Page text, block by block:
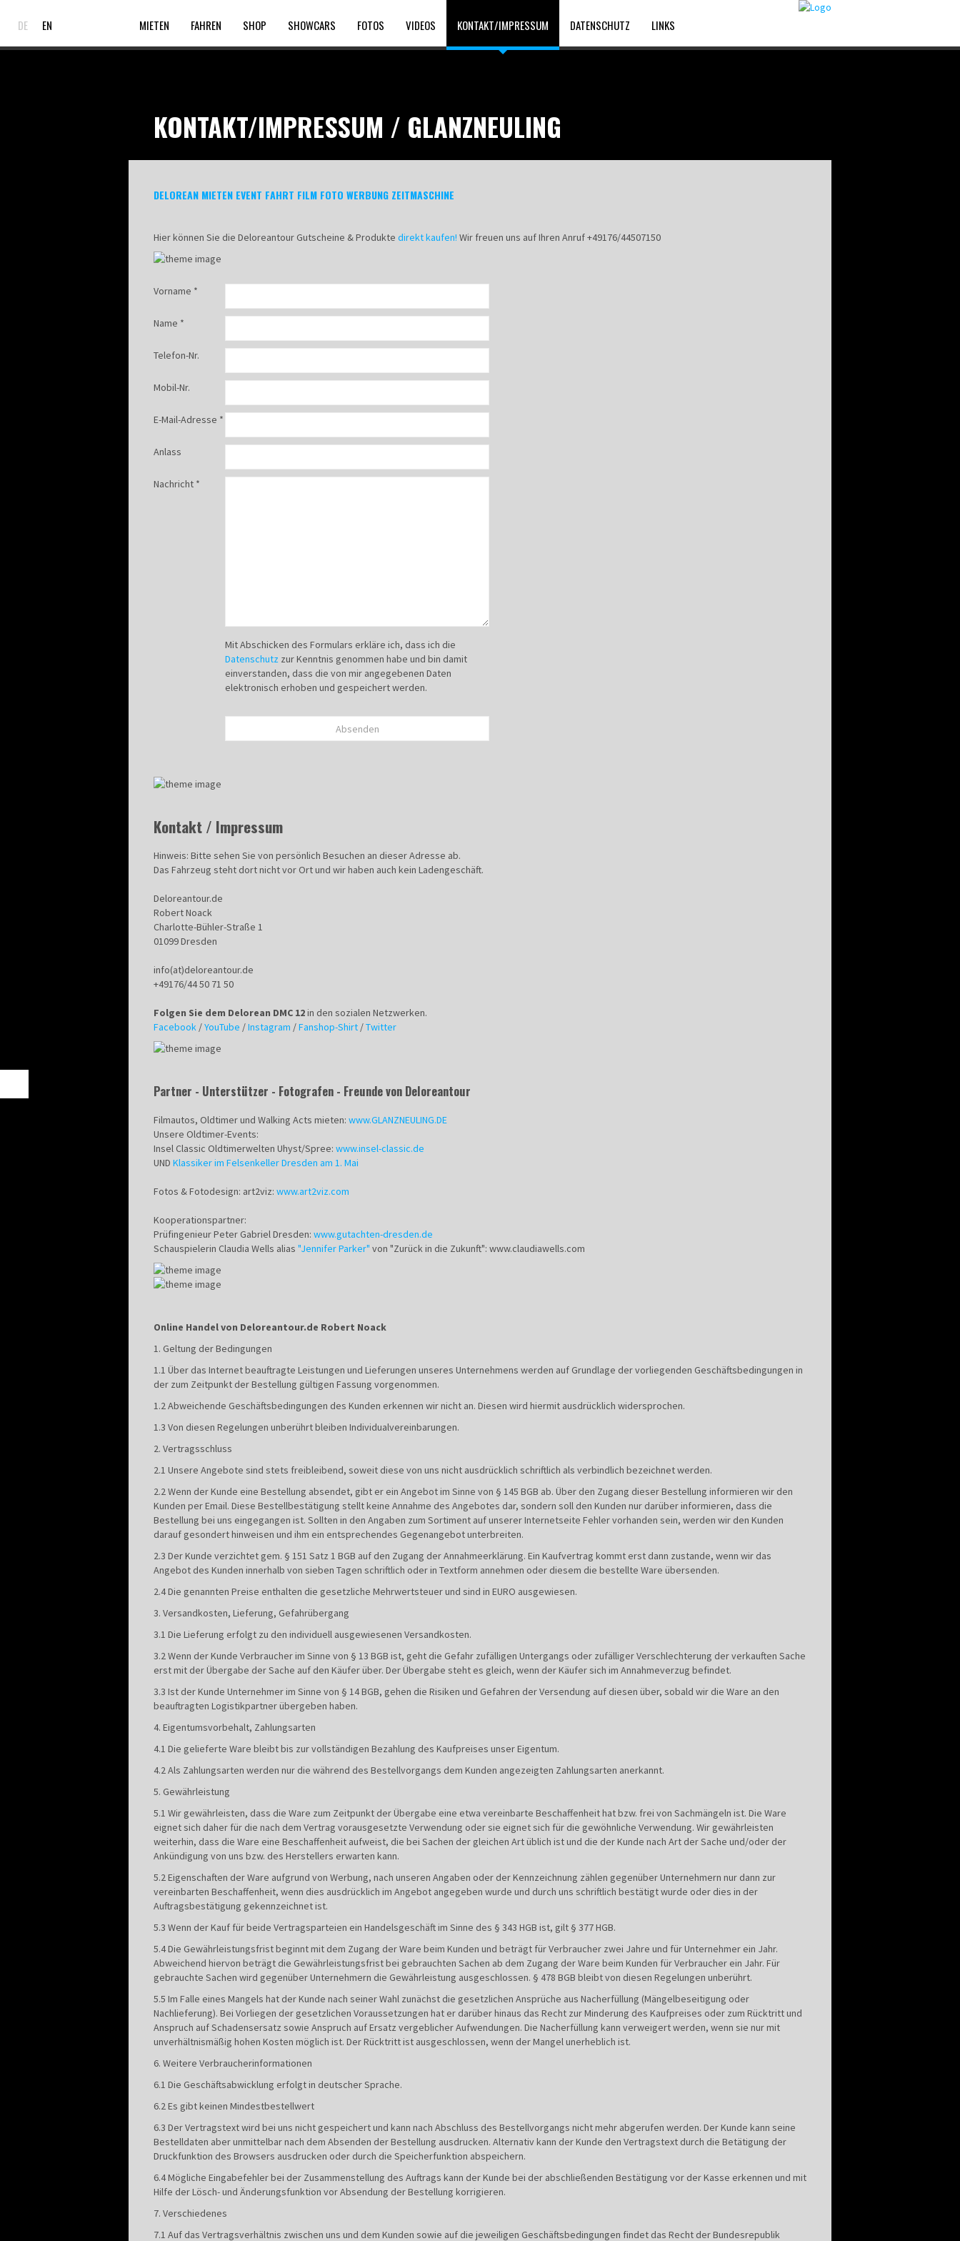
DE EN MIETEN FAHREN SHOP SHOWCARS FOTOS VIDEOS KONTAKT/IMPRESSUM DATENSCHUTZ LINKS
KONTAKT/IMPRESSUM / GLANZNEULING
DELOREAN MIETEN EVENT FAHRT FILM FOTO WERBUNG ZEITMASCHINE
Hier können Sie die Deloreantour Gutscheine & Produkte direkt kaufen! Wir freuen uns auf Ihren Anruf +49176/44507150
Vorname *
Name *
Telefon-Nr.
Mobil-Nr.
E-Mail-Adresse *
Anlass
Nachricht *
Mit Abschicken des Formulars erkläre ich, dass ich die
Datenschutz zur Kenntnis genommen habe und bin damit
einverstanden, dass die von mir angegebenen Daten
elektronisch erhoben und gespeichert werden.
Absenden
Kontakt / Impressum
Hinweis: Bitte sehen Sie von persönlich Besuchen an dieser Adresse ab.
Das Fahrzeug steht dort nicht vor Ort und wir haben auch kein Ladengeschäft.
Deloreantour.de
Robert Noack
Charlotte-Bühler-Straße 1
01099 Dresden
info(at)deloreantour.de
+49176/44 50 71 50
Folgen Sie dem Delorean DMC 12in den sozialen Netzwerken.
Facebook /YouTube /Instagram /Fanshop-Shirt /Twitter
Partner - Unterstützer - Fotografen - Freunde von Deloreantour
Filmautos, Oldtimer und Walking Acts mieten: www.GLANZNEULING.DE
Unsere Oldtimer-Events:
Insel Classic Oldtimerwelten Uhyst/Spree: www.insel-classic.de
UND Klassiker im Felsenkeller Dresden am 1. Mai
Fotos & Fotodesign: art2viz: www.art2viz.com
Kooperationspartner:
Prüfingenieur Peter Gabriel Dresden: www.gutachten-dresden.de
Schauspielerin Claudia Wells alias "Jennifer Parker" von "Zurück in die Zukunft": www.claudiawells.com
Online Handel von Deloreantour.de Robert Noack
1. Geltung der Bedingungen
1.1 Über das Internet beauftragte Leistungen und Lieferungen unseres Unternehmens werden auf Grundlage der vorliegenden Geschäftsbedingungen in
der zum Zeitpunkt der Bestellung gültigen Fassung vorgenommen.
1.2 Abweichende Geschäftsbedingungen des Kunden erkennen wir nicht an. Diesen wird hiermit ausdrücklich widersprochen.
1.3 Von diesen Regelungen unberührt bleiben Individualvereinbarungen.
2. Vertragsschluss
2.1 Unsere Angebote sind stets freibleibend, soweit diese von uns nicht ausdrücklich schriftlich als verbindlich bezeichnet werden.
2.2 Wenn der Kunde eine Bestellung absendet, gibt er ein Angebot im Sinne von § 145 BGB ab. Über den Zugang dieser Bestellung informieren wir den
Kunden per Email. Diese Bestellbestätigung stellt keine Annahme des Angebotes dar, sondern soll den Kunden nur darüber informieren, dass die
Bestellung bei uns eingegangen ist. Sollten in den Angaben zum Sortiment auf unserer Internetseite Fehler vorhanden sein, werden wir den Kunden
darauf gesondert hinweisen und ihm ein entsprechendes Gegenangebot unterbreiten.
2.3 Der Kunde verzichtet gem. § 151 Satz 1 BGB auf den Zugang der Annahmeerklärung. Ein Kaufvertrag kommt erst dann zustande, wenn wir das
Angebot des Kunden innerhalb von sieben Tagen schriftlich oder in Textform annehmen oder diesem die bestellte Ware übersenden.
2.4 Die genannten Preise enthalten die gesetzliche Mehrwertsteuer und sind in EURO ausgewiesen.
3. Versandkosten, Lieferung, Gefahrübergang
3.1 Die Lieferung erfolgt zu den individuell ausgewiesenen Versandkosten.
3.2 Wenn der Kunde Verbraucher im Sinne von § 13 BGB ist, geht die Gefahr zufälligen Untergangs oder zufälliger Verschlechterung der verkauften Sache
erst mit der Übergabe der Sache auf den Käufer über. Der Übergabe steht es gleich, wenn der Käufer sich im Annahmeverzug befindet.
3.3 Ist der Kunde Unternehmer im Sinne von § 14 BGB, gehen die Risiken und Gefahren der Versendung auf diesen über, sobald wir die Ware an den
beauftragten Logistikpartner übergeben haben.
4. Eigentumsvorbehalt, Zahlungsarten
4.1 Die gelieferte Ware bleibt bis zur vollständigen Bezahlung des Kaufpreises unser Eigentum.
4.2 Als Zahlungsarten werden nur die während des Bestellvorgangs dem Kunden angezeigten Zahlungsarten anerkannt.
5. Gewährleistung
5.1 Wir gewährleisten, dass die Ware zum Zeitpunkt der Übergabe eine etwa vereinbarte Beschaffenheit hat bzw. frei von Sachmängeln ist. Die Ware
eignet sich daher für die nach dem Vertrag vorausgesetzte Verwendung oder sie eignet sich für die gewöhnliche Verwendung. Wir gewährleisten
weiterhin, dass die Ware eine Beschaffenheit aufweist, die bei Sachen der gleichen Art üblich ist und die der Kunde nach Art der Sache und/oder der
Ankündigung von uns bzw. des Herstellers erwarten kann.
5.2 Eigenschaften der Ware aufgrund von Werbung, nach unseren Angaben oder der Kennzeichnung zählen gegenüber Unternehmern nur dann zur
vereinbarten Beschaffenheit, wenn dies ausdrücklich im Angebot angegeben wurde und durch uns schriftlich bestätigt wurde oder dies in der
Auftragsbestätigung gekennzeichnet ist.
5.3 Wenn der Kauf für beide Vertragsparteien ein Handelsgeschäft im Sinne des § 343 HGB ist, gilt § 377 HGB.
5.4 Die Gewährleistungsfrist beginnt mit dem Zugang der Ware beim Kunden und beträgt für Verbraucher zwei Jahre und für Unternehmer ein Jahr.
Abweichend hiervon beträgt die Gewährleistungsfrist bei gebrauchten Sachen ab dem Zugang der Ware beim Kunden für Verbraucher ein Jahr. Für
gebrauchte Sachen wird gegenüber Unternehmern die Gewährleistung ausgeschlossen. § 478 BGB bleibt von diesen Regelungen unberührt.
5.5 Im Falle eines Mangels hat der Kunde nach seiner Wahl zunächst die gesetzlichen Ansprüche aus Nacherfüllung (Mängelbeseitigung oder
Nachlieferung). Bei Vorliegen der gesetzlichen Voraussetzungen hat er darüber hinaus das Recht zur Minderung des Kaufpreises oder zum Rücktritt und
Anspruch auf Schadensersatz sowie Anspruch auf Ersatz vergeblicher Aufwendungen. Die Nacherfüllung kann verweigert werden, wenn sie nur mit
unverhältnismäßig hohen Kosten möglich ist. Der Rücktritt ist ausgeschlossen, wenn der Mangel unerheblich ist.
6. Weitere Verbraucherinformationen
6.1 Die Geschäftsabwicklung erfolgt in deutscher Sprache.
6.2 Es gibt keinen Mindestbestellwert
6.3 Der Vertragstext wird bei uns nicht gespeichert und kann nach Abschluss des Bestellvorgangs nicht mehr abgerufen werden. Der Kunde kann seine
Bestelldaten aber unmittelbar nach dem Absenden der Bestellung ausdrucken. Alternativ kann der Kunde den Vertragstext durch die Betätigung der
Druckfunktion des Browsers ausdrucken oder durch die Speicherfunktion abspeichern.
6.4 Mögliche Eingabefehler bei der Zusammenstellung des Auftrags kann der Kunde bei der abschließenden Bestätigung vor der Kasse erkennen und mit
Hilfe der Lösch- und Änderungsfunktion vor Absendung der Bestellung korrigieren.
7. Verschiedenes
7.1 Auf das Vertragsverhältnis zwischen uns und dem Kunden sowie auf die jeweiligen Geschäftsbedingungen findet das Recht der Bundesrepublik